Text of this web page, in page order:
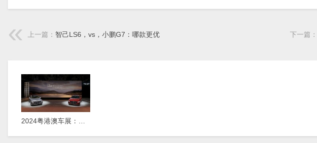
上一篇： 智己LS6，vs，小鹏G7：哪款更优 下一篇：